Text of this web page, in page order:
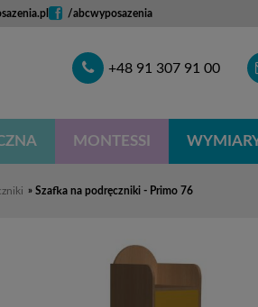
/abcwyposazenia
Telefon+48 91 307 91 00
MONTESSI
» Szafka na podręczniki - Primo 76